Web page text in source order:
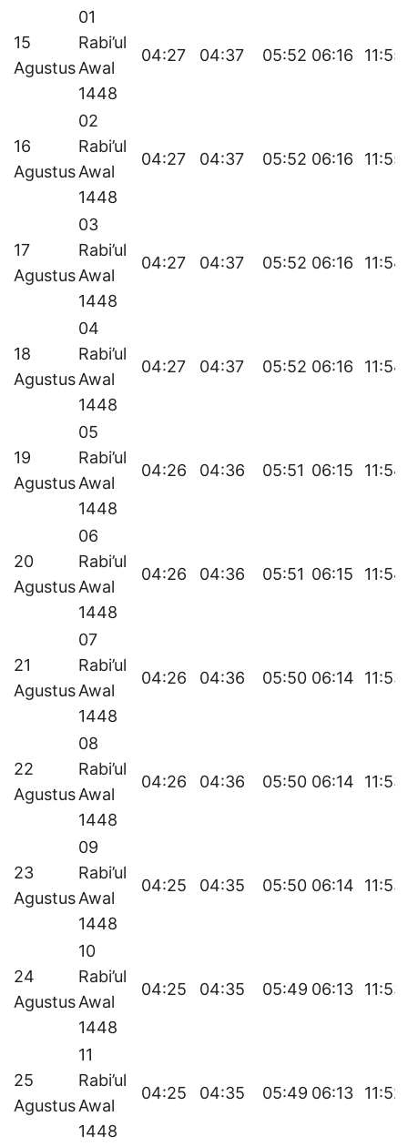
15
Agustus
01
Rabi’ul
Awal
1448
04:27 04:37 05:52 06:16 11:55
16
Agustus
02
Rabi’ul
Awal
1448
04:27 04:37 05:52 06:16 11:55
17
Agustus
03
Rabi’ul
Awal
1448
04:27 04:37 05:52 06:16 11:54
18
Agustus
04
Rabi’ul
Awal
1448
04:27 04:37 05:52 06:16 11:54
19
Agustus
05
Rabi’ul
Awal
1448
04:26 04:36 05:51 06:15 11:54
20
Agustus
06
Rabi’ul
Awal
1448
04:26 04:36 05:51 06:15 11:54
21
Agustus
07
Rabi’ul
Awal
1448
04:26 04:36 05:50 06:14 11:53
22
Agustus
08
Rabi’ul
Awal
1448
04:26 04:36 05:50 06:14 11:53
23
Agustus
09
Rabi’ul
Awal
1448
04:25 04:35 05:50 06:14 11:53
24
Agustus
10
Rabi’ul
Awal
1448
04:25 04:35 05:49 06:13 11:53
25
Agustus
11
Rabi’ul
Awal
1448
04:25 04:35 05:49 06:13 11:52